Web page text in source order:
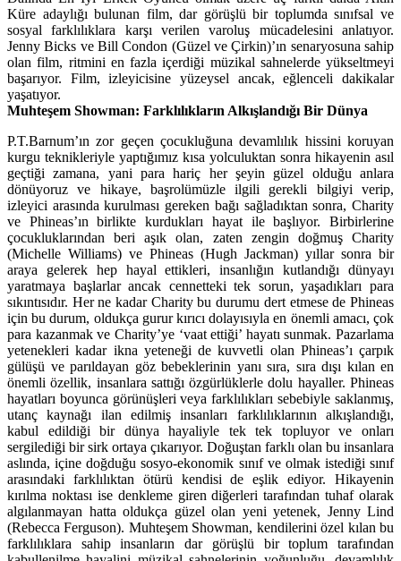
Küre adaylığı bulunan film, dar görüşlü bir toplumda sınıfsal ve
sosyal farklılıklara karşı verilen varoluş mücadelesini anlatıyor.
Jenny Bicks ve Bill Condon (Güzel ve Çirkin)’ın senaryosuna sahip
olan film, ritmini en fazla içerdiği müzikal sahnelerde yükseltmeyi
başarıyor. Film, izleyicisine yüzeysel ancak, eğlenceli dakikalar
yaşatıyor.
Muhteşem Showman: Farklılıkların Alkışlandığı Bir Dünya
P.T.Barnum’ın zor geçen çocukluğuna devamlılık hissini koruyan
kurgu teknikleriyle yaptığımız kısa yolculuktan sonra hikayenin asıl
geçtiği zamana, yani para hariç her şeyin güzel olduğu anlara
dönüyoruz ve hikaye, başrolümüzle ilgili gerekli bilgiyi verip,
izleyici arasında kurulması gereken bağı sağladıktan sonra, Charity
ve Phineas’ın birlikte kurdukları hayat ile başlıyor. Birbirlerine
çocukluklarından beri aşık olan, zaten zengin doğmuş Charity
(Michelle Williams) ve Phineas (Hugh Jackman) yıllar sonra bir
araya gelerek hep hayal ettikleri, insanlığın kutlandığı dünyayı
yaratmaya başlarlar ancak cennetteki tek sorun, yaşadıkları para
sıkıntısıdır. Her ne kadar Charity bu durumu dert etmese de Phineas
için bu durum, oldukça gurur kırıcı dolayısıyla en önemli amacı, çok
para kazanmak ve Charity’ye ‘vaat ettiği’ hayatı sunmak. Pazarlama
yetenekleri kadar ikna yeteneği de kuvvetli olan Phineas’ı çarpık
gülüşü ve parıldayan göz bebeklerinin yanı sıra, sıra dışı kılan en
önemli özellik, insanlara sattığı özgürlüklerle dolu hayaller. Phineas
hayatları boyunca görünüşleri veya farklılıkları sebebiyle saklanmış,
utanç kaynağı ilan edilmiş insanları farklılıklarının alkışlandığı,
kabul edildiği bir dünya hayaliyle tek tek topluyor ve onları
sergilediği bir sirk ortaya çıkarıyor. Doğuştan farklı olan bu insanlara
aslında, içine doğduğu sosyo-ekonomik sınıf ve olmak istediği sınıf
arasındaki farklılıktan ötürü kendisi de eşlik ediyor. Hikayenin
kırılma noktası ise denkleme giren diğerleri tarafından tuhaf olarak
algılanmayan hatta oldukça güzel olan yeni yetenek, Jenny Lind
(Rebecca Ferguson). Muhteşem Showman, kendilerini özel kılan bu
farklılıklara sahip insanların dar görüşlü bir toplum tarafından